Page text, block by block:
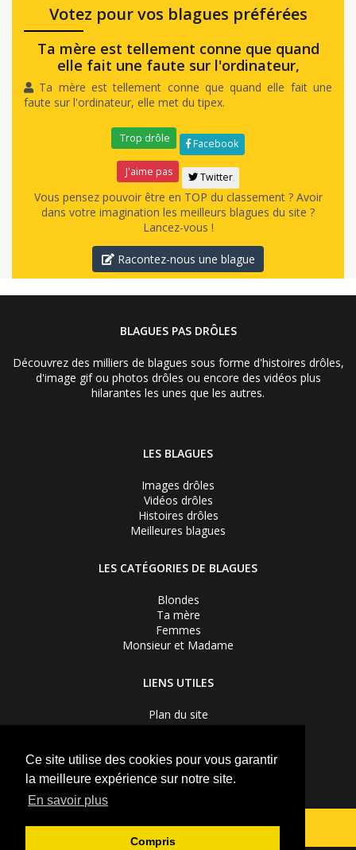
Ce site utilise des cookies pour vous garantir
la meilleure expérience sur notre site.
En savoir plus
Compris
Votez pour vos blagues préférées
Ta mère est tellement conne que quand
elle fait une faute sur l'ordinateur,
Ta mère est tellement conne que quand elle fait une
faute sur l'ordinateur, elle met du tipex.
Trop drôle Facebook
J'aime pas Twitter
Vous pensez pouvoir être en TOP du classement ? Avoir
dans votre imagination les meilleurs blagues du site ?
Lancez-vous !
Racontez-nous une blague
BLAGUES PAS DRÔLES
Découvrez des milliers de blagues sous forme d'histoires drôles,
d'image gif ou photos drôles ou encore des vidéos plus
hilarantes les unes que les autres.
LES BLAGUES
Images drôles
Vidéos drôles
Histoires drôles
Meilleures blagues
LES CATÉGORIES DE BLAGUES
Blondes
Ta mère
Femmes
Monsieur et Madame
LIENS UTILES
Plan du site
Nous contacter
Mentions légales
Vie privée
Suivez-nous sur Facebook Youtube